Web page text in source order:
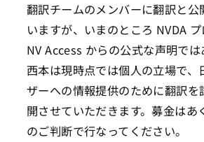
翻訳チームのメンバーに翻訳と公
いますが、いまのところ NVDA
NV Access からの公式な声明では
西本は現時点では個人の立場で、
ザーへの情報提供のために翻訳を
開させていただきます。募金はあ
のご判断で行なってください。